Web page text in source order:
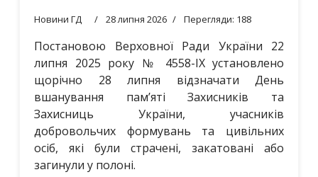
Новини ГД 28 липня 2026 Перегляди: 188
Постановою Верховної Ради України 22
липня 2025 року № 4558-IX установлено
щорічно 28 липня відзначати День
вшанування пам’яті Захисників та
Захисниць України, учасників
добровольчих формувань та цивільних
осіб, які були страчені, закатовані або
загинули у полоні.